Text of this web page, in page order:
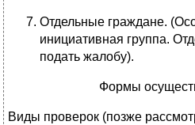
Отдельные граждане.
инициативная группа.
подать жалобу).
Формы
Виды проверок (позже